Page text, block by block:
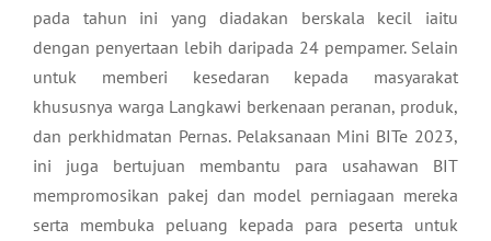
pada tahun ini yang diadakan berskala kecil iaitu
dengan penyertaan lebih daripada 24 pempamer. Selain
untuk memberi kesedaran kepada masyarakat
khususnya warga Langkawi berkenaan peranan, produk,
dan perkhidmatan Pernas. Pelaksanaan Mini BITe 2023,
ini juga bertujuan membantu para usahawan BIT
mempromosikan pakej dan model perniagaan mereka
serta membuka peluang kepada para peserta untuk